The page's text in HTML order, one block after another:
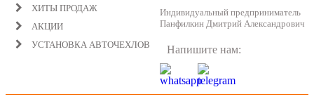
ХИТЫ ПРОДАЖ
АКЦИИ
УСТАНОВКА АВТОЧЕХЛОВ
Индивидуальный предприниматель
Панфилкин Дмитрий Александрович
Напишите нам: